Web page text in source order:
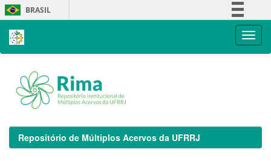
Skip
navigation
BRASIL
Repositório de Múltiplos Acervos da UFRRJ